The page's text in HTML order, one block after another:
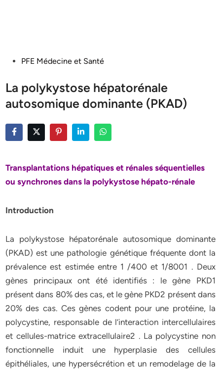
PostedPFE Médecine et Santé
La polykystose hépatorénale
autosomique dominante (PKAD)
Transplantations hépatiques et rénales séquentielles
ousynchrones dans la polykystose hépato-rénale
Introduction
La polykystose hépatorénale autosomique dominante
(PKAD) est une pathologie génétique fréquente dont la
prévalence est estimée entre 1 /400 et 1/8001 . Deux
gènes principaux ont été identifiés : le gène PKD1
présent dans 80% des cas, et le gène PKD2 présent dans
20% des cas. Ces gènes codent pour une protéine, la
polycystine, responsable de l’interaction intercellulaires
et cellules-matrice extracellulaire2 . La polycystine non
fonctionnelle induit une hyperplasie des cellules
épithéliales, une hypersécrétion et un remodelage de la